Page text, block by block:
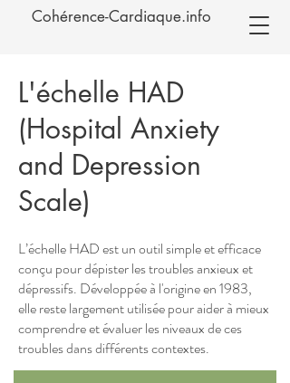
Cohérence-Cardiaque.info
L'échelle HAD
(Hospital Anxiety
and Depression
Scale)
L’échelle HAD est un outil simple et efficace
conçu pour dépister les troubles anxieux et
dépressifs. Développée à l'origine en 1983,
elle reste largement utilisée pour aider à mieux
comprendre et évaluer les niveaux de ces
troubles dans différents contextes.